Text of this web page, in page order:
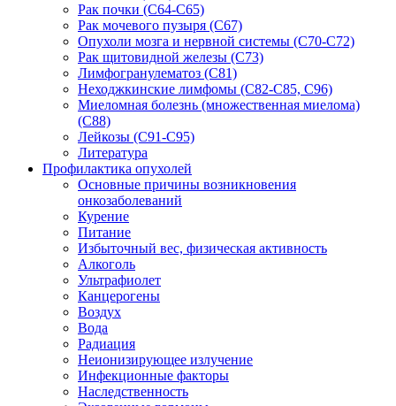
Рак почки (С64-С65)
Рак мочевого пузыря (С67)
Опухоли мозга и нервной системы (С70-С72)
Рак щитовидной железы (С73)
Лимфогранулематоз (С81)
Неходжкинские лимфомы (С82-С85, С96)
Миеломная болезнь (множественная миелома)
(С88)
Лейкозы (С91-С95)
Литература
Профилактика опухолей
Основные причины возникновения
онкозаболеваний
Курение
Питание
Избыточный вес, физическая активность
Алкоголь
Ультрафиолет
Канцерогены
Воздух
Вода
Радиация
Неионизирующее излучение
Инфекционные факторы
Наследственность